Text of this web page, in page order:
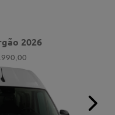
2026